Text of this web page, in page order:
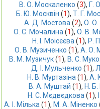
В. О. Москаленко (3), Г.
Б. Ю. Москвін (1), Т. Г.
А. Д. Мостова (2), О. О.
О. С. Мочалина (1), О. В.
Н. І. Моісєєва (1), Р.
О. В. Музиченко (1), А. О.
В. М. Музичук (1), В. С.
Д. І. Мульченко (1),
Н. В. Муртазіна (1), А.
В. А. Муштай (1), Н. Б.
Н. С. Мєдвєдкова (1),
А. І. Мілька (1), М. А. Міненко